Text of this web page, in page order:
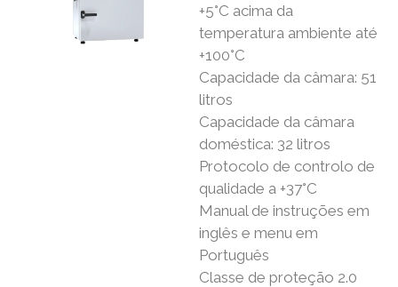
+5°C acima da
temperatura ambiente até
+100°C
Capacidade da câmara: 51
litros
Capacidade da câmara
doméstica: 32 litros
Protocolo de controlo de
qualidade a +37°C
Manual de instruções em
inglês e menu em
Português
Classe de proteção 2.0